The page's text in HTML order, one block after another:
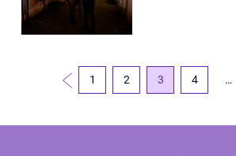
1 2 3 4 …